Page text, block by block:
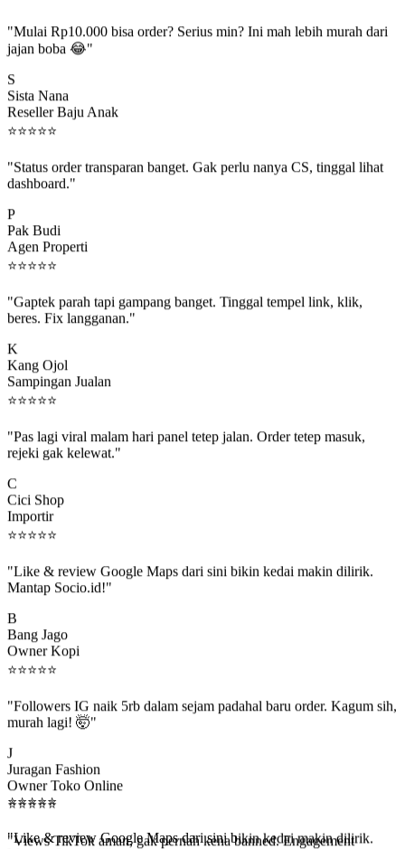
jajan boba 😂"
Sista Nana
Reseller Baju Anak
⭐⭐⭐⭐⭐
dashboard."
Pak Budi
Agen Properti
⭐⭐⭐⭐⭐
beres. Fix langganan."
Kang Ojol
Sampingan Jualan
⭐⭐⭐⭐⭐
rejeki gak kelewat."
Cici Shop
Importir
⭐⭐⭐⭐⭐
Mantap Socio.id!"
Bang Jago
Owner Kopi
⭐⭐⭐⭐ ⭐
murah lagi! 🤯"
Juragan Fashion
Owner Toko Online
⭐⭐⭐⭐ ⭐
beneran naik, algoritma suka."
⭐ ⭐ ⭐ ⭐ ⭐